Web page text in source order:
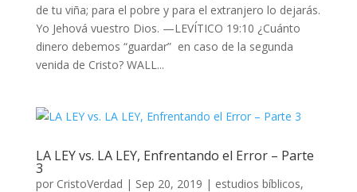
de tu viña; para el pobre y para el extranjero lo dejarás.
Yo Jehová vuestro Dios. —LEVÍTICO 19:10 ¿Cuánto
dinero debemos “guardar” en caso de la segunda
venida de Cristo? WALL...
LA LEY vs. LA LEY, Enfrentando el Error – Parte
3
por CristoVerdad | Sep 20, 2019 | estudios bíblicos,